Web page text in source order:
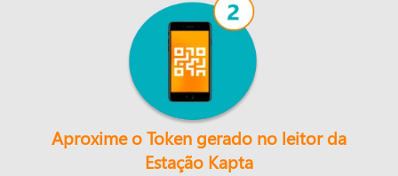
Aproxime o Token gerado no leitor da
Estação Kapta